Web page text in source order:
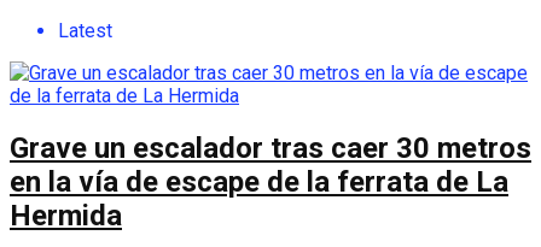
Latest
Grave un escalador tras caer 30 metros
en la vía de escape de la ferrata de La
Hermida